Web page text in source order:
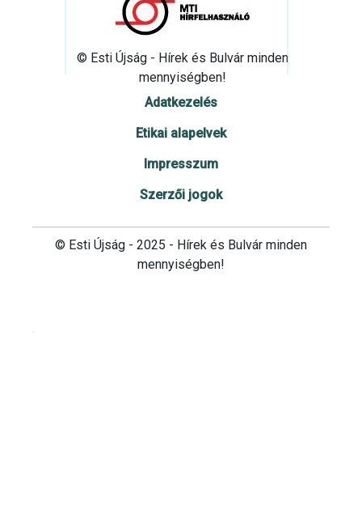
© Esti Újság - Hírek és Bulvár minden
mennyiségben!
Adatkezelés
Etikai alapelvek
Impresszum
Szerzői jogok
© Esti Újság - 2025 - Hírek és Bulvár minden
mennyiségben!